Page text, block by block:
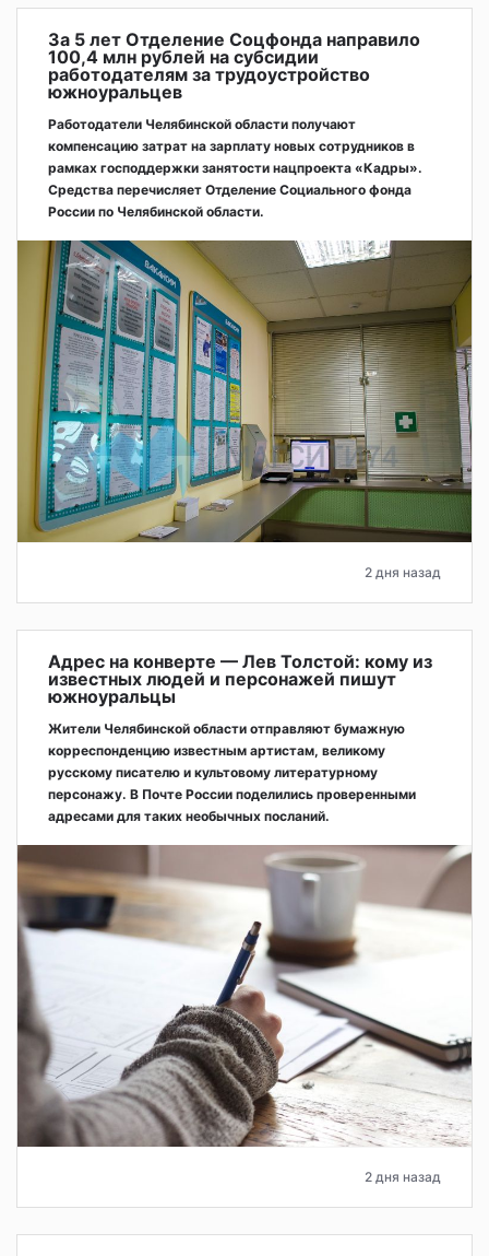
За 5 лет Отделение Соцфонда направило
100,4 млн рублей на субсидии
работодателям за трудоустройство
южноуральцев
Работодатели Челябинской области получают
компенсацию затрат на зарплату новых сотрудников в
рамках господдержки занятости нацпроекта «Кадры».
Средства перечисляет Отделение Социального фонда
России по Челябинской области.
2 дня назад
Адрес на конверте — Лев Толстой: кому из
известных людей и персонажей пишут
южноуральцы
Жители Челябинской области отправляют бумажную
корреспонденцию известным артистам, великому
русскому писателю и культовому литературному
персонажу. В Почте России поделились проверенными
адресами для таких необычных посланий.
2 дня назад